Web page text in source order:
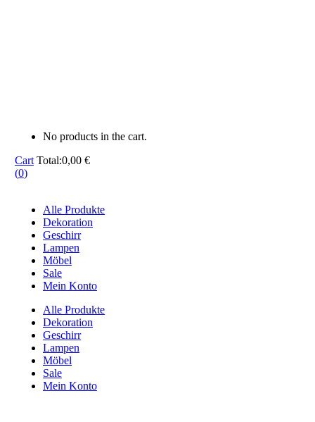
No products in the cart.
Cart Total:0,00 €
(0)
Alle Produkte
Dekoration
Geschirr
Lampen
Möbel
Sale
Mein Konto
Alle Produkte
Dekoration
Geschirr
Lampen
Möbel
Sale
Mein Konto